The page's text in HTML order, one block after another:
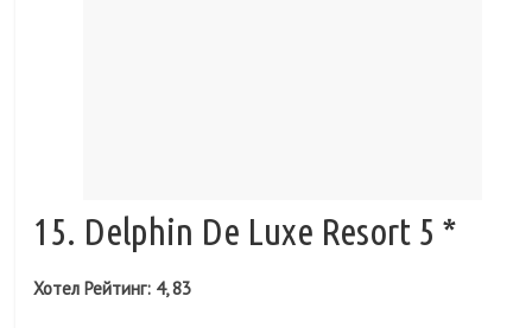
15. Delphin De Luxe Resort 5 *
Хотел Рейтинг: 4, 83